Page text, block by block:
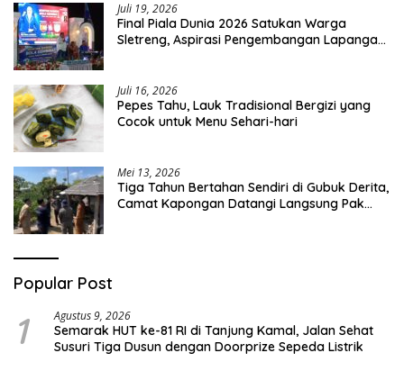
Juli 19, 2026
Final Piala Dunia 2026 Satukan Warga
Sletreng, Aspirasi Pengembangan Lapangan
Juli 16, 2026
Pepes Tahu, Lauk Tradisional Bergizi yang
Cocok untuk Menu Sehari-hari
Mei 13, 2026
Tiga Tahun Bertahan Sendiri di Gubuk Derita,
Camat Kapongan Datangi Langsung Pak
Popular Post
1 Agustus 9, 2026
Semarak HUT ke-81 RI di Tanjung Kamal, Jalan Sehat
Susuri Tiga Dusun dengan Doorprize Sepeda Listrik